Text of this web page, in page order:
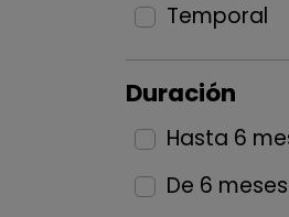
Temporal
Duración
Hasta 6
De 6